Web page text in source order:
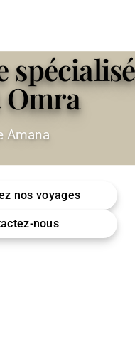
Amana
nos voyages
nous